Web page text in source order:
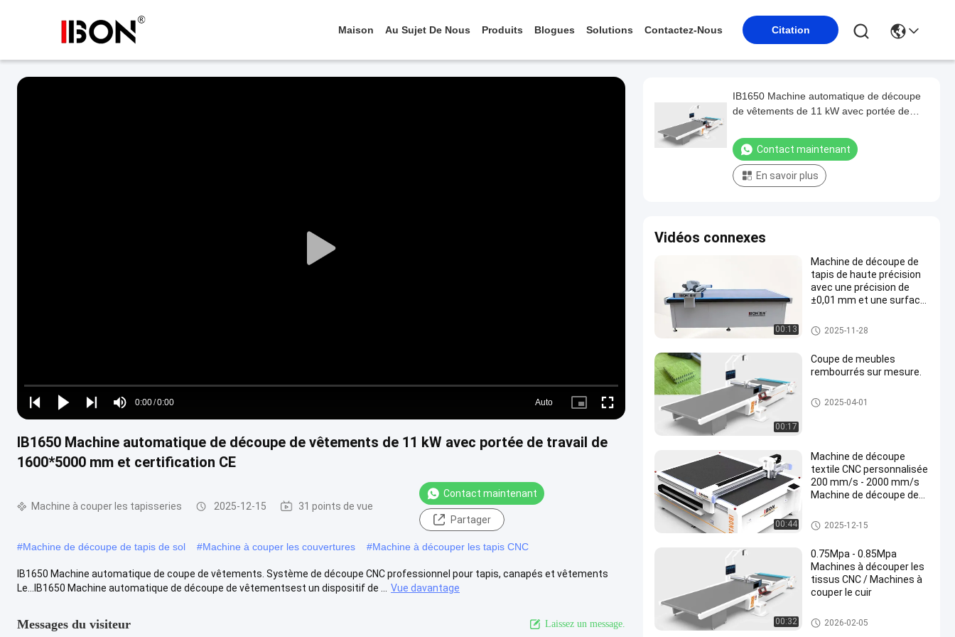
Maison Au Sujet De Nous Produits Blogues Solutions Contactez-Nous Citation
Play
Play
Play
Play
Mute
Time
0:00/0:00
Loaded:
0%
Auto
Picture- Fullscreen
IB1650 Machine automatique de découpe de vêtements de 11 kW avec portée de travail de
1600*5000 mm et certification CE
Machine à couper les tapisseries 2025-12-15 31 points de vue
Contact maintenant
Partager
#Machine de découpe de tapis de sol #Machine à couper les couvertures #Machine à découper les tapis CNC
IB1650 Machine automatique de coupe de vêtements. Système de découpe CNC professionnel pour tapis, canapés et vêtements
Le...IB1650 Machine automatique de découpe de vêtementsest un dispositif de ...
Vue davantage
Messages du visiteur Laissez un message.
IB1650 Machine automatique de découpe
de vêtements de 11 kW avec portée de
Contact maintenant
En savoir plus
Vidéos connexes
00:13
Machine de découpe de
tapis de haute précision
avec une précision de
±0,01 mm et une surface
mm*2500 mm pour tapis
de sol automobile
Machine de découpe d'intérieu
r automobile
2025-11-28
00:17
Coupe de meubles
rembourrés sur mesure.
Machine à couper les tapisseri
es
2025-04-01
00:44
Machine de découpe
textile CNC personnalisée
200 mm/s - 2000 mm/s
Machine de découpe de
Machine à couper les tapisseri
es
2025-12-15
00:32
0.75Mpa - 0.85Mpa
Machines à découper les
tissus CNC / Machines à
couper le cuir
Machine à couper les tapisseri
es
2026-02-05